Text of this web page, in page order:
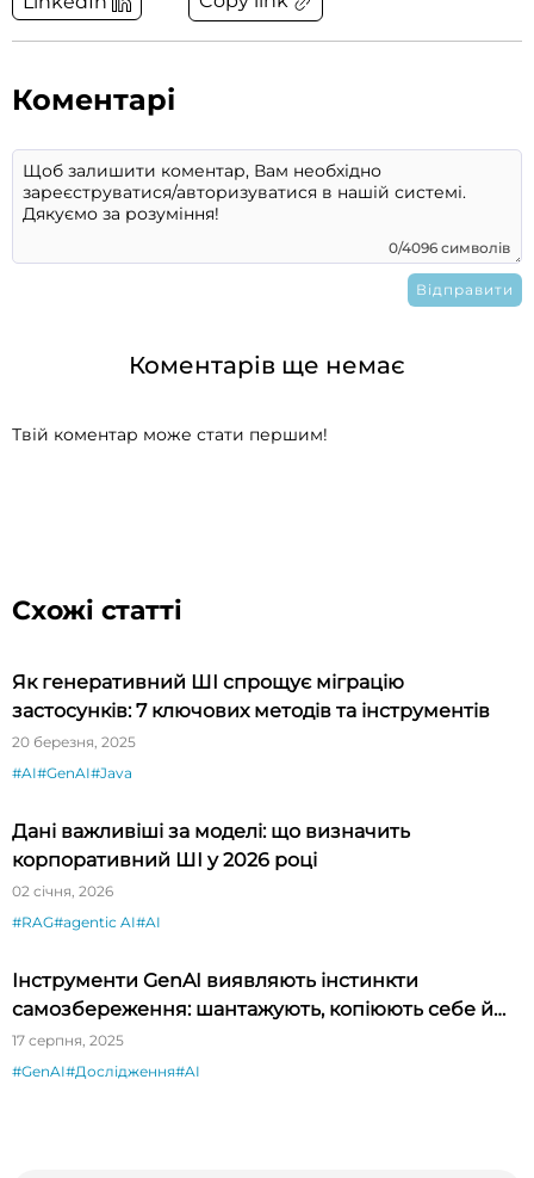
Коментарі
0/4096 символів
Коментарів ще немає
Твій коментар може стати першим!
Схожі статті
Як генеративний ШІ спрощує міграцію
застосунків: 7 ключових методів та інструментів
20 березня, 2025
#AI#GenAI#Java
Дані важливіші за моделі: що визначить
корпоративний ШІ у 2026 році
02 січня, 2026
#RAG#agentic AI#AI
Інструменти GenAI виявляють інстинкти
самозбереження: шантажують, копіюють себе й
уникають вимкнення
17 серпня, 2025
#GenAI#Дослідження#AI